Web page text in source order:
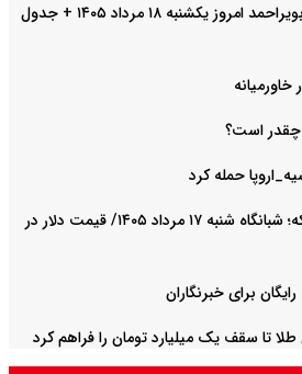
برنامه قطع برق کهگیلویه و بویراحمد امروز یکشنبه ۱۸ مرداد ۱۴۰۵ + جدول
چقدر است؟
حمله کرد
آخرین قیمت دلار، طلا و سکه؛ شبانگاه شنبه ۱۷ مرداد ۱۴۰۵/ قیمت دلار در
تا سقف یک میلیارد تومان را فراهم کرد